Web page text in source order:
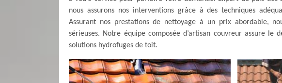
nous assurons nos interventions grâce à des techniques
Assurant nos prestations de nettoyage à un prix abordable,
sérieuses. Notre équipe composée d’artisan couvreur assure le
solutions hydrofuges de toit.